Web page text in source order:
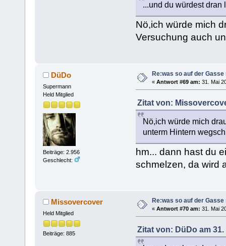
...und du würdest dran
Nö,ich würde mich
Versuchung auch
DüDo
Supermann
Held Mitglied
Beiträge: 2.956
Geschlecht:
Re:was so auf der Gasse
« Antwort #69 am: 31. Mai
Zitat von:
Nö,ich würde mich
unterm Hintern
hm... dann hast du
schmelzen, da wird
Missovercover
Held Mitglied
Beiträge: 885
Re:was so auf der Gasse
« Antwort #70 am: 31. Mai
Zitat von: DüDo am 31.